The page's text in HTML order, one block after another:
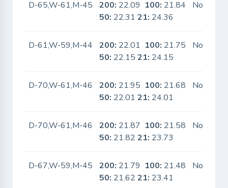
D-65,W-61,M-45 200: 22.09 100: 21.84
50: 22.3121: 24.36
No
D-61,W-59,M-44 200: 22.01 100: 21.75
50: 22.1521: 24.15
No
D-70,W-61,M-46 200: 21.95 100: 21.68
50: 22.0121: 24.01
No
D-70,W-61,M-46 200: 21.87 100: 21.58
50: 21.8221: 23.73
No
D-67,W-59,M-45 200: 21.79 100: 21.48
50: 21.6221: 23.41
No